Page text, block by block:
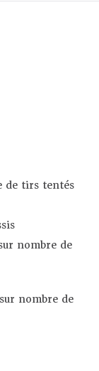
de tirs tentés
nombre de
nombre de